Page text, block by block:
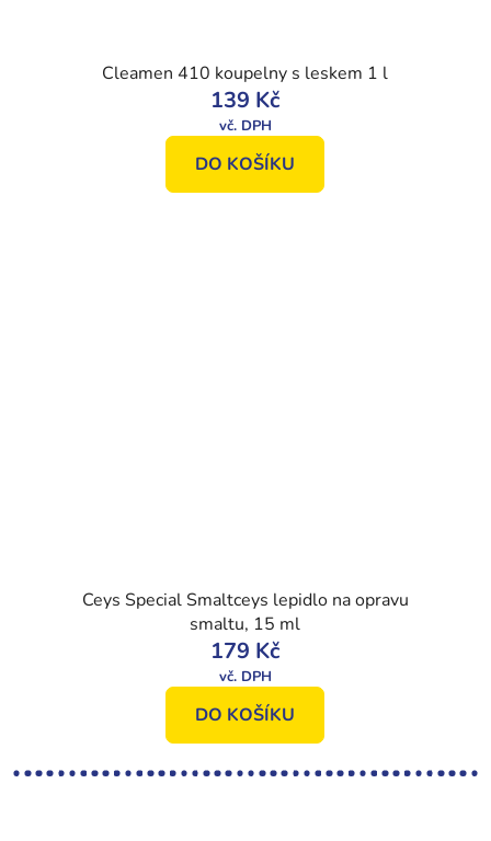
Cleamen 410 koupelny s leskem 1 l
139 Kč
DO KOŠÍKU
Ceys Special Smaltceys lepidlo na opravu
smaltu, 15 ml
179 Kč
DO KOŠÍKU